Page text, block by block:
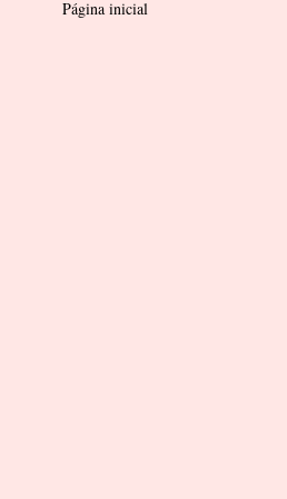
Página inicial